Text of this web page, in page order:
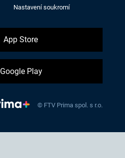
Nastavení soukromí
App Store
Google Play
© FTV Prima spol. s r.o.